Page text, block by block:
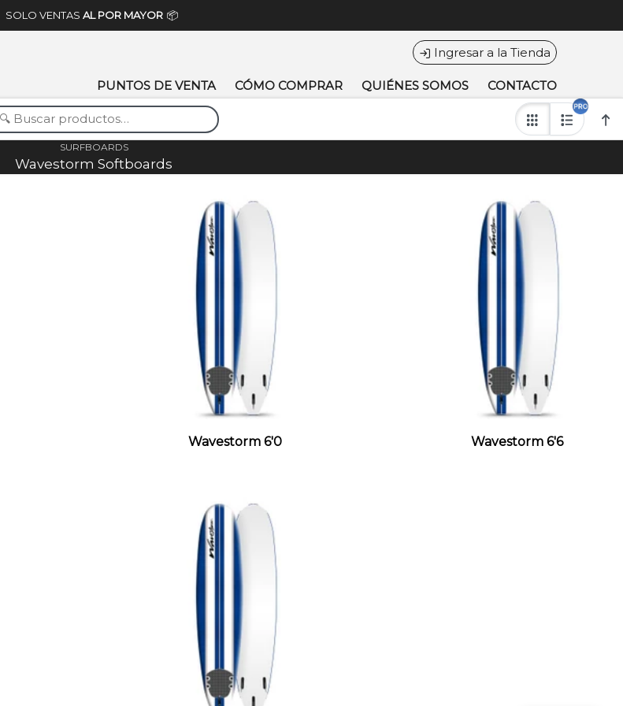
SOLO VENTAS AL POR MAYOR 📦
Ingresar a la Tienda
PUNTOS DE VENTA CÓMO COMPRAR QUIÉNES SOMOS CONTACTO
SURFBOARDS
Wavestorm Softboards
Wavestorm 6'0 Wavestorm 6'6